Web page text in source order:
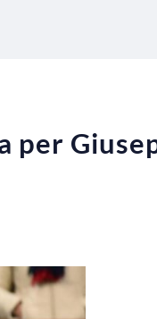
per